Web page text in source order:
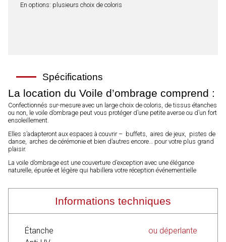
En options: plusieurs choix de coloris
Spécifications
La location du Voile d’ombrage comprend :
Confectionnés sur-mesure avec un large choix de coloris, de tissus étanches
ou non, le voile d’ombrage peut vous protéger d’une petite averse ou d’un fort
ensoleillement.
Elles s’adapteront aux espaces à couvrir – buffets, aires de jeux, pistes de
danse, arches de cérémonie et bien d’autres encore… pour votre plus grand
plaisir.
La voile d’ombrage est une couverture d’exception avec une élégance
naturelle, épurée et légère qui habillera votre réception événementielle
Informations techniques
Étanche
ou déperlante